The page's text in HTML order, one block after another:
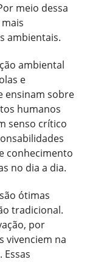
meio dessa
ambientais.
ambiental
e
ensinam sobre
humanos
senso crítico
conhecimento
no dia a dia.
ótimas
tradicional.
por
vivenciem na